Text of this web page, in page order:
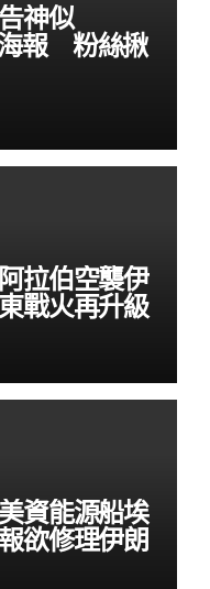
神似
報 粉絲揪
拉伯空襲伊
戰火再升級
資能源船埃
欲修理伊朗